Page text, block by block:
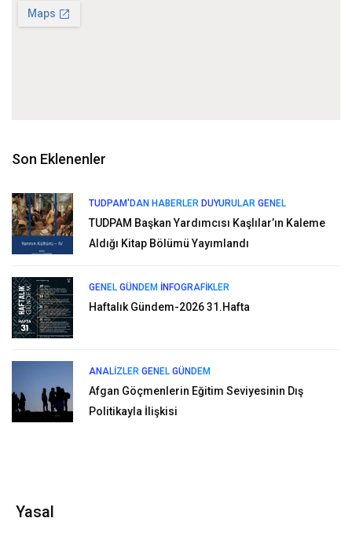
Son Eklenenler
TUDPAM'DAN HABERLER DUYURULAR GENEL
TUDPAM Başkan Yardımcısı Kaşlılar’ın Kaleme
Aldığı Kitap Bölümü Yayımlandı
GENEL GÜNDEM İNFOGRAFIKLER
Haftalık Gündem-2026 31.Hafta
ANALIZLER GENEL GÜNDEM
Afgan Göçmenlerin Eğitim Seviyesinin Dış
Politikayla İlişkisi
Yasal